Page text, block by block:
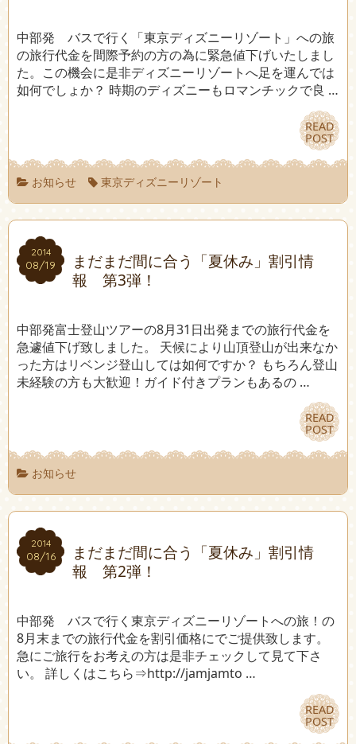
中部発 バスで行く「東京ディズニーリゾート」への旅
の旅行代金を間際予約の方の為に緊急値下げいたしまし
た。この機会に是非ディズニーリゾートへ足を運んでは
如何でしょか？ 時期のディズニーもロマンチックで良 …
READ
POST
READ
POST
お知らせ 東京ディズニーリゾート
2014
08/19
2014
08/19
まだまだ間に合う「夏休み」割引情
報 第3弾！
中部発富士登山ツアーの8月31日出発までの旅行代金を
急遽値下げ致しました。 天候により山頂登山が出来なか
った方はリベンジ登山しては如何ですか？ もちろん登山
未経験の方も大歓迎！ガイド付きプランもあるの …
READ
POST
READ
POST
お知らせ
2014
08/16
2014
08/16
まだまだ間に合う「夏休み」割引情
報 第2弾！
中部発 バスで行く東京ディズニーリゾートへの旅！の
8月末までの旅行代金を割引価格にでご提供致します。
急にご旅行をお考えの方は是非チェックして見て下さ
い。 詳しくはこちら⇒http://jamjamto …
READ
POST
READ
POST